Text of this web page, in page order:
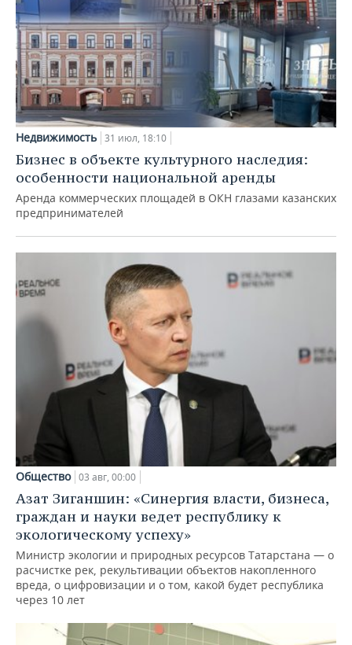
Недвижимость 31 июл, 18:10
Бизнес в объекте культурного наследия:
особенности национальной аренды
Аренда коммерческих площадей в ОКН глазами казанских
предпринимателей
Общество 03 авг, 00:00
Азат Зиганшин: «Синергия власти, бизнеса,
граждан и науки ведет республику к
экологическому успеху»
Министр экологии и природных ресурсов Татарстана — о
расчистке рек, рекультивации объектов накопленного
вреда, о цифровизации и о том, какой будет республика
через 10 лет